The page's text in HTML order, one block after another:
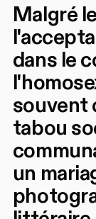
Malgré
dans le
souvent
tabou
un